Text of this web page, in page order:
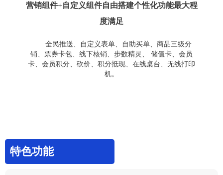
营销组件+自定义组件自由搭建个性化功能最大程
度满足
全民推送、自定义表单、自助买单、商品三级分
销、票券卡包、线下核销、步数精灵、 储值卡、会员
卡、会员积分、砍价、积分抵现、在线桌台、无线打印
机。
特色功能